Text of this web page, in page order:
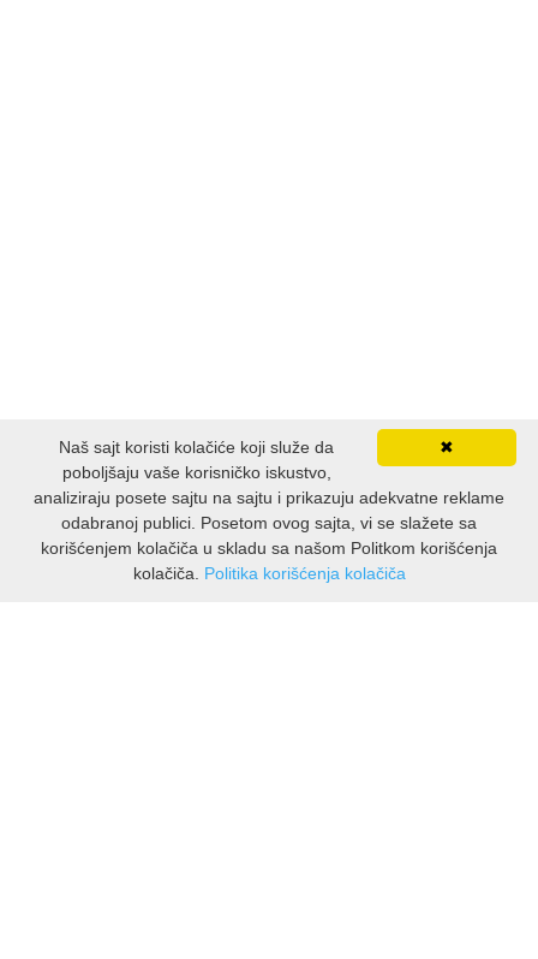
✖
Naš sajt koristi kolačiće koji služe da
poboljšaju vaše korisničko iskustvo,
analiziraju posete sajtu na sajtu i prikazuju adekvatne reklame
odabranoj publici. Posetom ovog sajta, vi se slažete sa
korišćenjem kolačiča u skladu sa našom Politkom korišćenja
kolačiča. Politika korišćenja kolačiča